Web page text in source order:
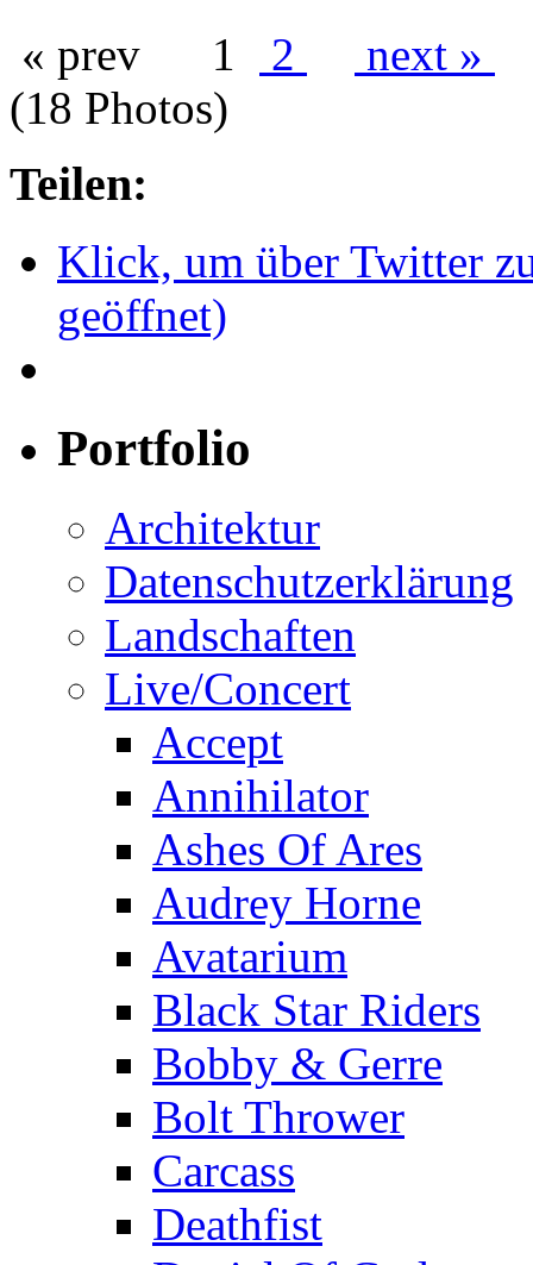
« prev 1 2
next »
(18 Photos)
Teilen:
Klick, um über Twitter
geöffnet)
Portfolio
Architektur
Datenschutzerklärung
Landschaften
Live/Concert
Accept
Annihilator
Ashes Of Ares
Audrey Horne
Avatarium
Black Star Riders
Bobby & Gerre
Bolt Thrower
Carcass
Deathfist